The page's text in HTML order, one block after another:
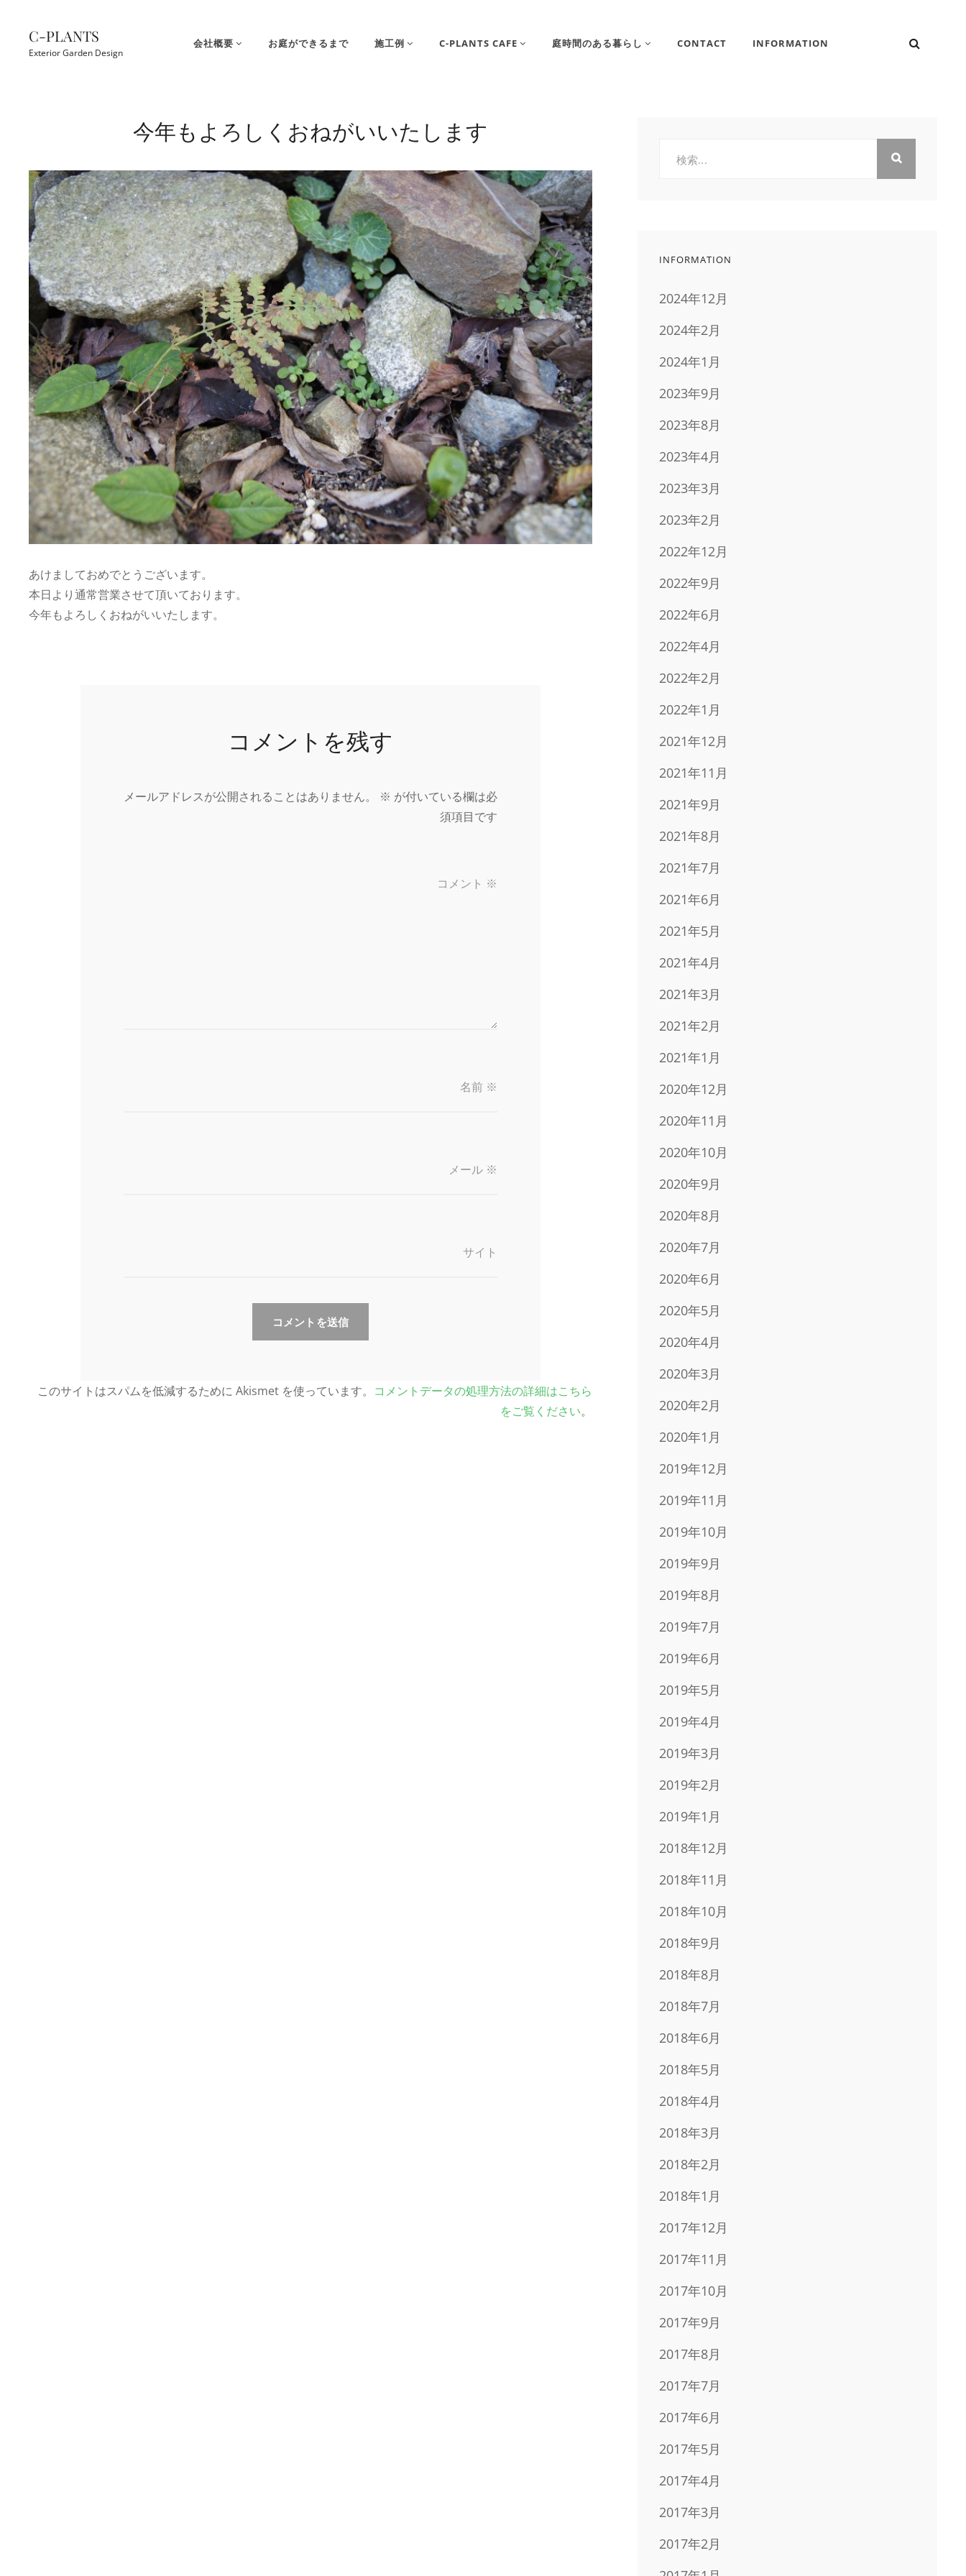
C-PLANTS
Exterior Garden Design
会社概要 お庭ができるまで 施工例 C-PLANTS CAFE 庭時間のある暮らし CONTACT INFORMATION
今年もよろしくおねがいいたします
あけましておめでとうございます。
本日より通常営業させて頂いております。
今年もよろしくおねがいいたします。
コメントを残す
メールアドレスが公開されることはありません。 ※ が付いている欄は必
須項目です
コメント ※
名前 ※
メール ※
サイト
このサイトはスパムを低減するために Akismet を使っています。 コメントデータの処理方法の詳細はこちら
をご覧ください。
INFORMATION
2024年12月
2024年2月
2024年1月
2023年9月
2023年8月
2023年4月
2023年3月
2023年2月
2022年12月
2022年9月
2022年6月
2022年4月
2022年2月
2022年1月
2021年12月
2021年11月
2021年9月
2021年8月
2021年7月
2021年6月
2021年5月
2021年4月
2021年3月
2021年2月
2021年1月
2020年12月
2020年11月
2020年10月
2020年9月
2020年8月
2020年7月
2020年6月
2020年5月
2020年4月
2020年3月
2020年2月
2020年1月
2019年12月
2019年11月
2019年10月
2019年9月
2019年8月
2019年7月
2019年6月
2019年5月
2019年4月
2019年3月
2019年2月
2019年1月
2018年12月
2018年11月
2018年10月
2018年9月
2018年8月
2018年7月
2018年6月
2018年5月
2018年4月
2018年3月
2018年2月
2018年1月
2017年12月
2017年11月
2017年10月
2017年9月
2017年8月
2017年7月
2017年6月
2017年5月
2017年4月
2017年3月
2017年2月